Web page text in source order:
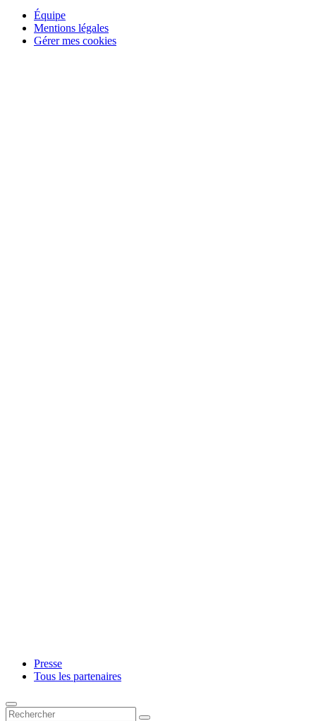
Équipe
Mentions légales
Gérer mes cookies
Presse
Tous les partenaires